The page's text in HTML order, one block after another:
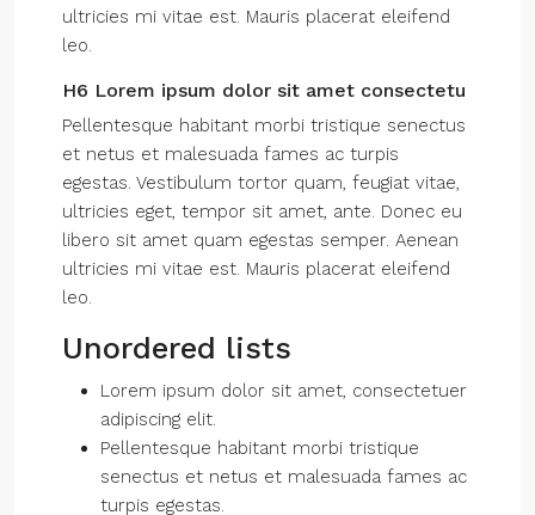
ultricies mi vitae est. Mauris placerat eleifend
leo.
H6 Lorem ipsum dolor sit amet consectetu
Pellentesque habitant morbi tristique senectus
et netus et malesuada fames ac turpis
egestas. Vestibulum tortor quam, feugiat vitae,
ultricies eget, tempor sit amet, ante. Donec eu
libero sit amet quam egestas semper. Aenean
ultricies mi vitae est. Mauris placerat eleifend
leo.
Unordered lists
Lorem ipsum dolor sit amet, consectetuer
adipiscing elit.
Pellentesque habitant morbi tristique
senectus et netus et malesuada fames ac
turpis egestas.